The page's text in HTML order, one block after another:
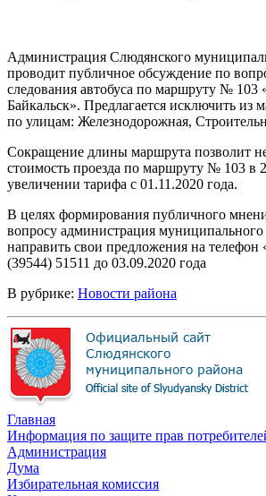
Администрация Слюдянского
проводит публичное обсуждение по
следования автобуса по маршруту № 103
Байкальск». Предлагается исключить из
по улицам: Железнодорожная,
Сокращение длины маршрута позволит
стоимость проезда по маршруту № 103 в
увеличении тарифа с 01.11.2020 года.
В целях формирования публичного
вопросу администрация
направить свои предложения на телефон
(39544) 51511 до 03.09.2020 года
В рубрике: Новости района
Главная
Информация по защите прав
Администрация
Дума
Избирательная комиссия